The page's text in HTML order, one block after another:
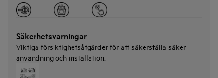
Säkerhetsvarningar
Viktiga försiktighetsåtgärder för att säkerställa säker
användning och installation.